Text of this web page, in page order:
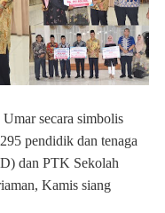
secara simbolis
pendidik dan tenaga
dan PTK Sekolah
Kamis siang